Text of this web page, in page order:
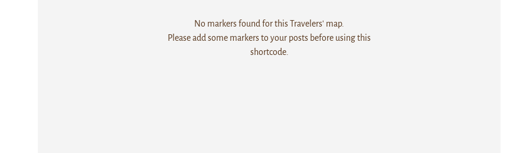
No markers found for this Travelers' map.
Please add some markers to your posts before using this
shortcode.